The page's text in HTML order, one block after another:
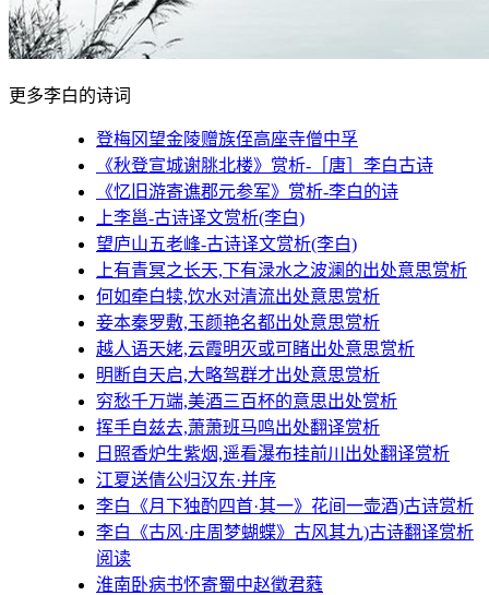
更多李白的诗词
登梅冈望金陵赠族侄高座寺僧中孚
《秋登宣城谢脁北楼》赏析-［唐］李白古诗
《忆旧游寄谯郡元参军》赏析-李白的诗
上李邕-古诗译文赏析(李白)
望庐山五老峰-古诗译文赏析(李白)
上有青冥之长天,下有渌水之波澜的出处意思赏析
何如牵白犊,饮水对清流出处意思赏析
妾本秦罗敷,玉颜艳名都出处意思赏析
越人语天姥,云霞明灭或可睹出处意思赏析
明断自天启,大略驾群才出处意思赏析
穷愁千万端,美酒三百杯的意思出处赏析
挥手自兹去,萧萧班马鸣出处翻译赏析
日照香炉生紫烟,遥看瀑布挂前川出处翻译赏析
江夏送倩公归汉东·并序
李白《月下独酌四首·其一》花间一壶酒)古诗赏析
李白《古风·庄周梦蝴蝶》古风其九)古诗翻译赏析
阅读
淮南卧病书怀寄蜀中赵徵君蕤